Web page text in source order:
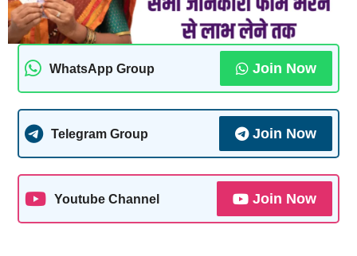
WhatsApp Group Join Now
Telegram Group Join Now
Youtube Channel Join Now